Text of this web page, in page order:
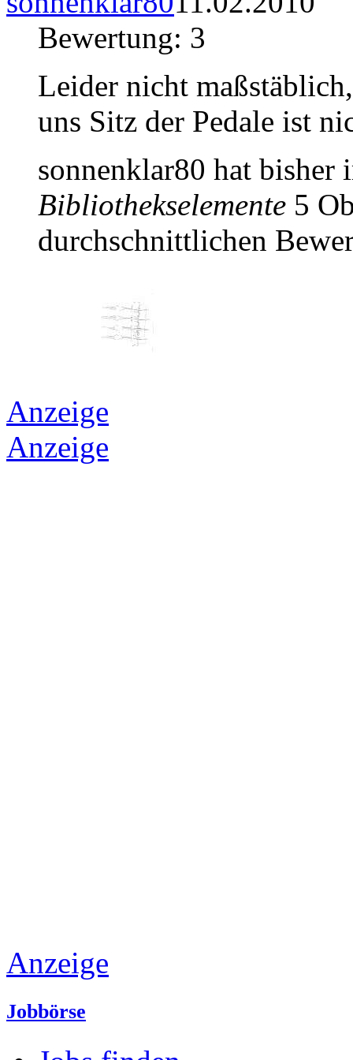
Bewertung: 3
Leider nicht
uns Sitz der Pedale ist
sonnenklar80 hat bisher
Bibliothekselemente 5
durchschnittlichen
Anzeige
Anzeige
Anzeige
Jobbörse